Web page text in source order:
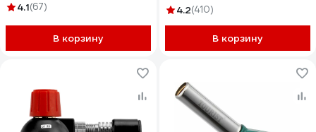
4.1(67)
В корзину
4.2(410)
В корзину